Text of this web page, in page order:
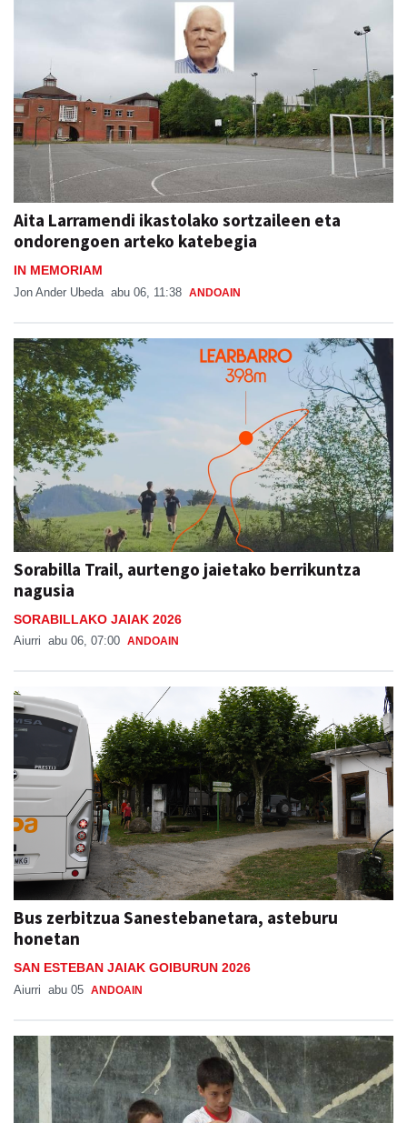
Aita Larramendi ikastolako sortzaileen eta
ondorengoen arteko katebegia
IN MEMORIAM
Jon Ander Ubeda abu 06, 11:38 ANDOAIN
Sorabilla Trail, aurtengo jaietako berrikuntza
nagusia
SORABILLAKO JAIAK 2026
Aiurri abu 06, 07:00 ANDOAIN
Bus zerbitzua Sanestebanetara, asteburu
honetan
SAN ESTEBAN JAIAK GOIBURUN 2026
Aiurri abu 05 ANDOAIN